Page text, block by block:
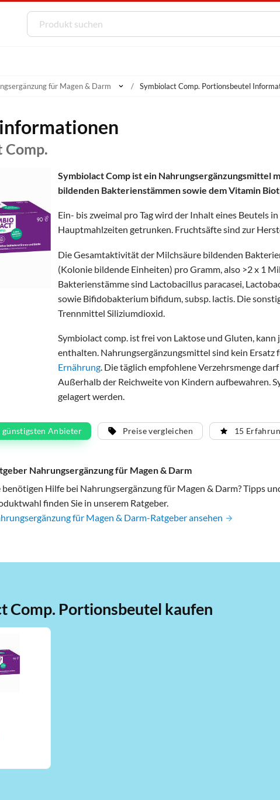
für Magen & Darm Symbiolact Comp. Portionsbeutel
Comp.
Symbiolact Comp ist ein
bildenden Bakterienstämmen sowie dem Vitamin
Ein- bis zweimal pro Tag wird der Inhalt eines Beutels
Hauptmahlzeiten getrunken. Fruchtsäfte sind zur
Die Gesamtaktivität der Milchsäure bildenden
(Kolonie bildende Einheiten) pro Gramm, also >2 x 1
Bakterienstämme sind Lactobacillus paracasei,
sowie Bifidobakterium bifidum, subsp. lactis. Die
Trennmittel Siliziumdioxid.
Symbiolact comp. ist frei von Laktose und Gluten,
enthalten. Nahrungsergänzungsmittel sind kein Ersatz
Ernährung. Die täglich empfohlene Verzehrsmenge
Außerhalb der Reichweite von Kindern aufbewahren.
gelagert werden.
günstigsten Anbieter Preise vergleichen 15
Nahrungsergänzung für Magen & Darm
benötigen Hilfe bei Nahrungsergänzung für Magen & Darm? Tipps
finden Sie in unserem Ratgeber.
für Magen & Darm-Ratgeber ansehen
Comp. Portionsbeutel kaufen